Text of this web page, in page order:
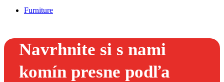
Furniture
Navrhnite si s nami
komín presne podľa